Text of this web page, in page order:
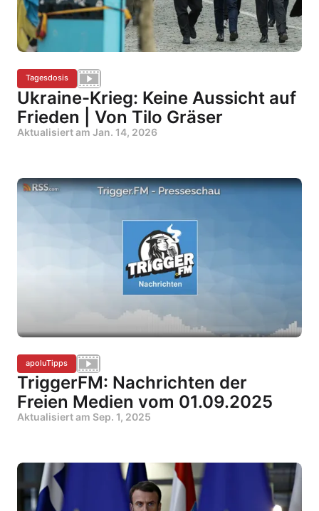
Tagesdosis
Ukraine-Krieg: Keine Aussicht auf
Frieden | Von Tilo Gräser
Aktualisiert am Jan. 14, 2026
apoluTipps
TriggerFM: Nachrichten der
Freien Medien vom 01.09.2025
Aktualisiert am Sep. 1, 2025